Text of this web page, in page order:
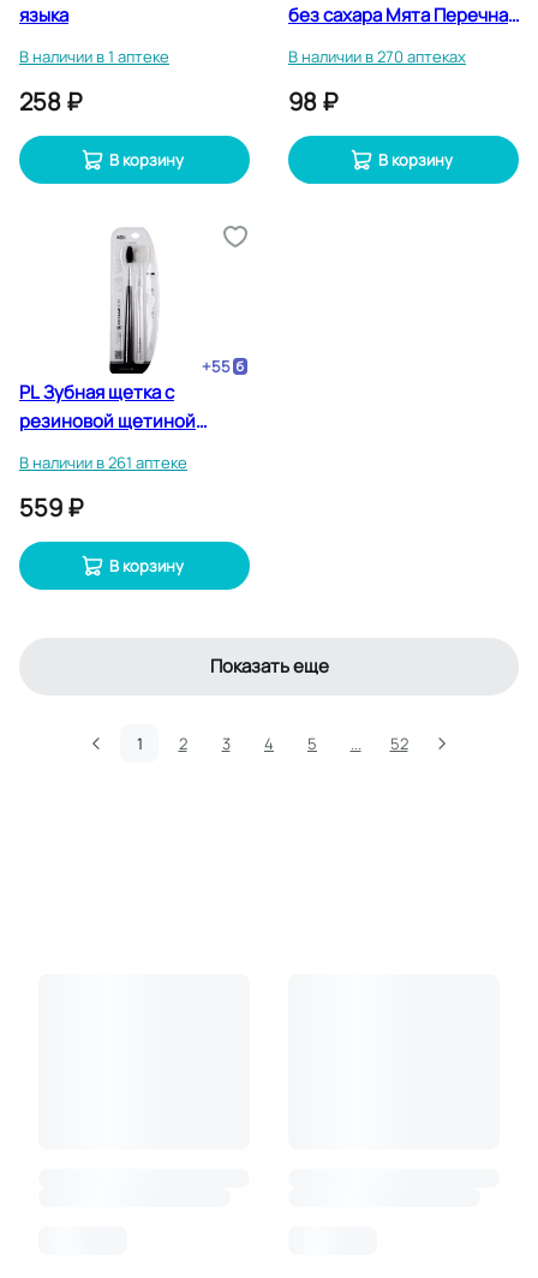
языка
В наличии в 1 аптеке
258 ₽
В корзину
без сахара Мята Перечная
В наличии в 270 аптеках
98 ₽
В корзину
+55
PL Зубная щетка с
резиновой щетиной
В наличии в 261 аптеке
559 ₽
В корзину
Показать еще
1 2 3 4 5 ... 52